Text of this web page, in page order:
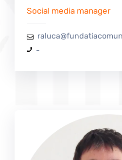
Social media manager
-